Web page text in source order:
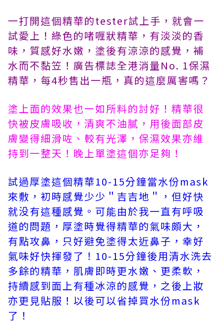
一打開這個精華的tester試上手，就會一
試愛上！綠色的啫喱狀精華，有淡淡的香
味，質感好水嫩，塗後有涼涼的感覺，補
水而不黏笠！廣告標誌全港消量No. 1保濕
精華，每4秒售出一瓶，真的這麼厲害嗎？
塗上面的效果也一如所料的討好！精華很
快被皮膚吸收，清爽不油膩，用後面部皮
膚變得細滑咗、較有光澤，保濕效果亦維
持到一整天！晚上單塗這個亦足夠！
試過厚塗這個精華10-15分鐘當水份mask
來敷，初時感覺少少＂吉吉地＂，但好快
就没有這種感覺。可能由於我一直有呼吸
道的問題，厚塗時覺得精華的氣味頗大，
有點攻鼻，只好避免塗得太近鼻子，幸好
氣味好快揮發了！10-15分鐘後用清水洗去
多餘的精華，肌膚即時更水嫩、更柔軟，
持續感到面上有種冰涼的感覺，之後上妝
亦更見貼服！以後可以省掉買水份mask
了！